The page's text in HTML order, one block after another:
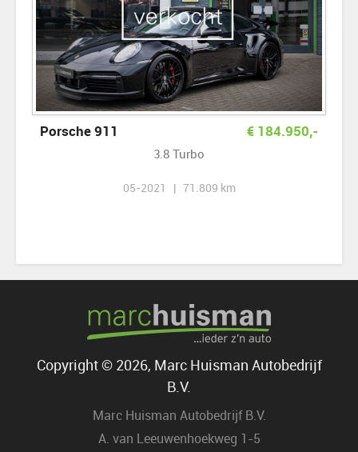
Porsche 911 € 184.950,-
3.8 Turbo
05-2021 | 71.809 km
Copyright © 2026, Marc Huisman Autobedrijf
B.V.
Marc Huisman Autobedrijf B.V.
A. van Leeuwenhoekweg 1-5